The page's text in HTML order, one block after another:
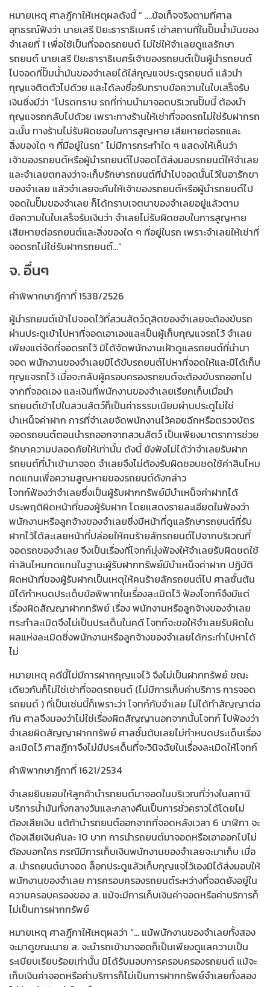
หมายเหตุ ศาลฎีกาให้เหตุผลดังนี้ ” ….ข้อเท็จจริงตามที่ศาล
อุทธรณ์ฟังว่า นายเสรี ปิยะธาราธิเบศร์ เช่าสถานที่ในปั๊มน้ำมันของ
จำเลยที่ 1 เพื่อใช้เป็นที่จอดรถยนต์ ไม่ใช่ให้จำเลยดูแลรักษา
รถยนต์ นายเสรี ปิยะธาราธิเบศร์เจ้าของรถยนต์เป็นผู้นำรถยนต์
ไปจอดที่ปั๊มน้ำมันของจำเลยได้ใส่กุญแจประตูรถยนต์ แล้วนำ
กุญแจติดตัวไปด้วย และได้ลงชื่อรับทราบข้อความในใบเสร็จรับ
เงินซึ่งมีว่า “โปรดทราบ รถที่ท่านนำมาจอดบริเวณปั๊มนี้ ต้องนำ
กุญแจรถกลับไปด้วย เพราะทางร้านให้เช่าที่จอดรถไม่ใช่รับฝากรถ
ฉะนั้น ทางร้านไม่รับผิดชอบในการสูญหาย เสียหายต่อรถและ
สิ่งของใด ๆ ที่มีอยู่ในรถ” ไม่มีการกระทำใด ๆ แสดงให้เห็นว่า
เจ้าของรถยนต์หรือผู้นำรถยนต์ไปจอดได้ส่งมอบรถยนต์ให้จำเลย
และจำเลยตกลงว่าจะเก็บรักษารถยนต์ที่นำไปจอดนั้นไว้ในอารักขา
ของจำเลย แล้วจำเลยจะคืนให้เจ้าของรถยนต์หรือผู้นำรถยนต์ไป
จอดในปั๊มของจำเลย ก็ได้ทราบเจตนาของจำเลยอยู่แล้วตาม
ข้อความในใบเสร็จรับเงินว่า จำเลยไม่รับผิดชอบในการสูญหาย
เสียหายต่อรถยนต์และสิ่งของใด ๆ ที่อยู่ในรถ เพราะจำเลยให้เช่าที่
จอดรถไม่ใช่รับฝากรถยนต์…”
จ. อื่นๆ
คำพิพากษาฎีกาที่ 1538/2526
ผู้นำรถยนต์เข้าไปจอดไว้ที่สวนสัตว์ดุสิตของจำเลยจะต้องขับรถ
ผ่านประตูเข้าไปหาที่จอดเอาเองและเป็นผู้เก็บกุญแจรถไว้ จำเลย
เพียงแต่จัดที่จอดรถไว้ มิได้จัดพนักงานเฝ้าดูแลรถยนต์ที่นำมา
จอด พนักงานของจำเลยมิได้ขับรถยนต์ไปหาที่จอดให้และมิได้เก็บ
กุญแจรถไว้ เมื่อจะกลับผู้ครอบครองรถยนต์จะต้องขับรถออกไป
จากที่จอดเอง และเงินที่พนักงานของจำเลยเรียกเก็บเมื่อนำ
รถยนต์เข้าไปในสวนสัตว์ก็เป็นค่าธรรมเนียมผ่านประตูไม่ใช่
บำเหน็จค่าฝาก การที่จำเลยจัดพนักงานไว้คอยฉีกหรือตรวจบัตร
จอดรถยนต์ตอนนำรถออกจากสวนสัตว์ เป็นเพียงมาตราการช่วย
รักษาความปลอดภัยให้เท่านั้น ดังนี้ ยังฟังไม่ได้ว่าจำเลยรับฝาก
รถยนต์ที่นำเข้ามาจอด จำเลยจึงไม่ต้องรับผิดชอบชดใช้ค่าสินไหม
ทดแทนเพื่อความสูญหายของรถยนต์ดังกล่าว
โจทก์ฟ้องว่าจำเลยซึ่งเป็นผู้รับฝากทรัพย์มีบำเหน็จค่าฝากได้
ประพฤติผิดหน้าที่ของผู้รับฝาก โดยแสดงรายละเอียดในฟ้องว่า
พนักงานหรือลูกจ้างของจำเลยซึ่งมีหน้าที่ดูแลรักษารถยนต์ที่รับ
ฝากไว้ได้ละเลยหน้าที่ปล่อยให้คนร้ายลักรถยนต์ไปจากบริเวณที่
จอดรถของจำเลย จึงเป็นเรื่องที่โจทก์มุ่งฟ้องให้จำเลยรับผิดชดใช้
ค่าสินไหมทดแทนในฐานะผู้รับฝากทรัพย์มีบำเหน็จค่าฝาก ปฏิบัติ
ผิดหน้าที่ของผู้รับฝากเป็นเหตุให้คนร้ายลักรถยนต์ไป ศาลชั้นต้น
มิได้กำหนดประเด็นข้อพิพาทในเรื่องละเมิดไว้ ฟ้องโจทก์จึงมีแต่
เรื่องผิดสัญญาฝากทรัพย์ เรื่อง พนักงานหรือลูกจ้างของจำเลย
กระทำละเมิดจึงไม่เป็นประเด็นในคดี โจทก์จะขอให้จำเลยรับผิดใน
ผลแห่งละเมิดซึ่งพนักงานหรือลูกจ้างของจำเลยได้กระทำไปหาได้
ไม่
หมายเหตุ คดีนี้ไม่มีการฝากกุญแจไว้ จึงไม่เป็นฝากทรัพย์ ขณะ
เดียวกันก็ไม่ใช่เช่าที่จอดรถยนต์ (ไม่มีการเก็บค่าบริการ การจอด
รถยนต์ ) ที่เป็นเช่นนี้ก็เพราะว่า โจทก์กับจำเลย ไม่ได้ทำสัญญาต่อ
กัน ศาลจึงมองว่าไม่ใช่เรื่องผิดสัญญานอกจากนั้นโจทก์ ไปฟ้องว่า
จำเลยผิดสัญญาฝากทรัพย์ ศาลชั้นต้นเลยไม่กำหนดประเด็นเรื่อง
ละเมิดไว้ ศาลฎีกาจึงไม่มีประเด็นที่จะวินิจฉัยในเรื่องละเมิดให้โจทก์
คำพิพากษาฎีกาที่ 1621/2534
จำเลยยินยอมให้ลูกค้านำรถยนต์มาจอดในบริเวณที่ว่างในสถานี
บริการน้ำมันทั้งกลางวันและกลางคืนเป็นการชั่วคราวได้โดยไม่
ต้องเสียเงิน แต้ถ้านำรถยนต์ออกจากที่จอดหลังเวลา 6 นาฬิกา จะ
ต้องเสียเงินคันละ 10 บาท การนำรถยนต์มาจอดหรือเอาออกไปไม่
ต้องบอกใคร กรณีมีการเก็บเงินพนักงานของจำเลยจะมาเก็บ เมื่อ
ส. นำรถยนต์มาจอด ล็อกประตูแล้วเก็บกุญแจไว้เองมิได้ส่งมอบให้
พนักงานของจำเลย การครอบครองรถยนต์ระหว่างที่จอดยังอยู่ใน
ความครอบครองของ ส. แม้จะมีการเก็บเงินค่าจอดหรือค่าบริการก็
ไม่เป็นการฝากทรัพย์
หมายเหตุ ศาลฎีกาให้เหตุผลว่า “… แม้พนักงานของจำเลยทั้งสอง
จะมาดูขณะนาย ส. จะนำรถเข้ามาจอดก็เป็นเพียงดูแลความเป็น
ระเบียบเรียบร้อยเท่านั้น มิได้รับมอบการครอบครองรถยนต์ แม้จะ
เก็บเงินค่าจอดหรือค่าบริการก็ไม่เป็นการฝากทรัพย์จำเลยทั้งสอง